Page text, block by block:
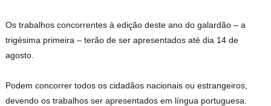
Os trabalhos concorrentes à edição deste ano do galardão – a
trigésima primeira – terão de ser apresentados até dia 14 de
agosto.
Podem concorrer todos os cidadãos nacionais ou estrangeiros,
devendo os trabalhos ser apresentados em língua portuguesa.